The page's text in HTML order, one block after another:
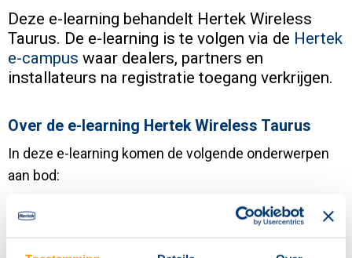
Deze e-learning behandelt Hertek Wireless
Taurus. De e-learning is te volgen via de Hertek
e-campus waar dealers, partners en
installateurs na registratie toegang verkrijgen.
Over de e-learning Hertek Wireless Taurus
In deze e-learning komen de volgende onderwerpen
aan bod:
Wat is Hertek Wireless Taurus en hoe het werkt?